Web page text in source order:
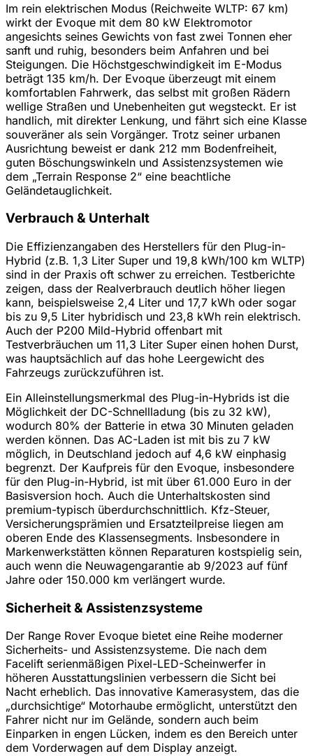
Im rein elektrischen Modus (Reichweite WLTP: 67 km)
wirkt der Evoque mit dem 80 kW Elektromotor
angesichts seines Gewichts von fast zwei Tonnen eher
sanft und ruhig, besonders beim Anfahren und bei
Steigungen. Die Höchstgeschwindigkeit im E-Modus
beträgt 135 km/h. Der Evoque überzeugt mit einem
komfortablen Fahrwerk, das selbst mit großen Rädern
wellige Straßen und Unebenheiten gut wegsteckt. Er ist
handlich, mit direkter Lenkung, und fährt sich eine Klasse
souveräner als sein Vorgänger. Trotz seiner urbanen
Ausrichtung beweist er dank 212 mm Bodenfreiheit,
guten Böschungswinkeln und Assistenzsystemen wie
dem „Terrain Response 2“ eine beachtliche
Geländetauglichkeit.
Verbrauch & Unterhalt
Die Effizienzangaben des Herstellers für den Plug-in-
Hybrid (z.B. 1,3 Liter Super und 19,8 kWh/100 km WLTP)
sind in der Praxis oft schwer zu erreichen. Testberichte
zeigen, dass der Realverbrauch deutlich höher liegen
kann, beispielsweise 2,4 Liter und 17,7 kWh oder sogar
bis zu 9,5 Liter hybridisch und 23,8 kWh rein elektrisch.
Auch der P200 Mild-Hybrid offenbart mit
Testverbräuchen um 11,3 Liter Super einen hohen Durst,
was hauptsächlich auf das hohe Leergewicht des
Fahrzeugs zurückzuführen ist.
Ein Alleinstellungsmerkmal des Plug-in-Hybrids ist die
Möglichkeit der DC-Schnellladung (bis zu 32 kW),
wodurch 80% der Batterie in etwa 30 Minuten geladen
werden können. Das AC-Laden ist mit bis zu 7 kW
möglich, in Deutschland jedoch auf 4,6 kW einphasig
begrenzt. Der Kaufpreis für den Evoque, insbesondere
für den Plug-in-Hybrid, ist mit über 61.000 Euro in der
Basisversion hoch. Auch die Unterhaltskosten sind
premium-typisch überdurchschnittlich. Kfz-Steuer,
Versicherungsprämien und Ersatzteilpreise liegen am
oberen Ende des Klassensegments. Insbesondere in
Markenwerkstätten können Reparaturen kostspielig sein,
auch wenn die Neuwagengarantie ab 9/2023 auf fünf
Jahre oder 150.000 km verlängert wurde.
Sicherheit & Assistenzsysteme
Der Range Rover Evoque bietet eine Reihe moderner
Sicherheits- und Assistenzsysteme. Die nach dem
Facelift serienmäßigen Pixel-LED-Scheinwerfer in
höheren Ausstattungslinien verbessern die Sicht bei
Nacht erheblich. Das innovative Kamerasystem, das die
„durchsichtige“ Motorhaube ermöglicht, unterstützt den
Fahrer nicht nur im Gelände, sondern auch beim
Einparken in engen Lücken, indem es den Bereich unter
dem Vorderwagen auf dem Display anzeigt.